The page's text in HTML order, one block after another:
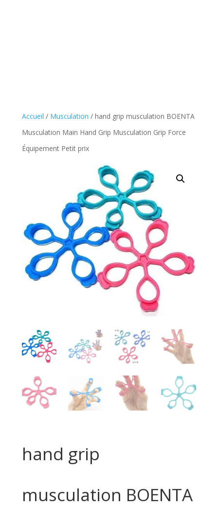
Accueil / Musculation / hand grip musculation BOENTA
Musculation Main Hand Grip Musculation Grip Force
Équipement Petit prix
hand grip
musculation BOENTA